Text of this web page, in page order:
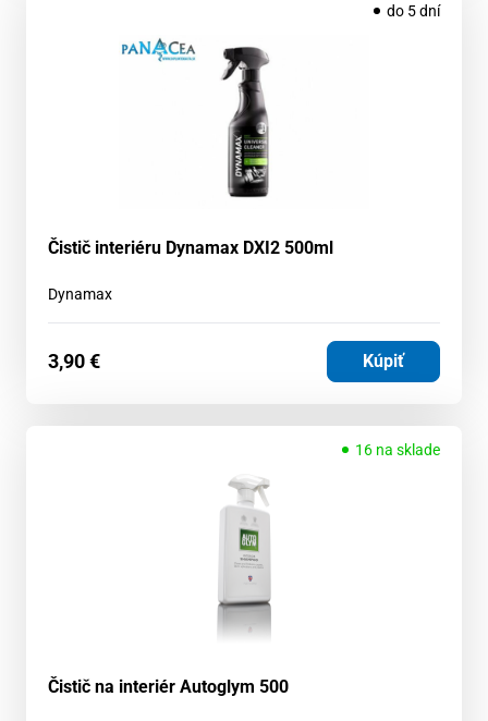
do 5 dní
Čistič interiéru Dynamax DXI2 500ml
Dynamax
3,90€ Kúpiť
16 na sklade
Čistič na interiér Autoglym 500